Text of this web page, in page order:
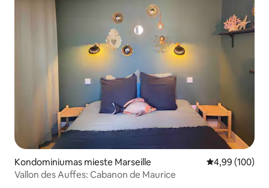
Kondominiumas mieste Marseille Vidutinis
4,99 (100)
Vallon des Auffes: Cabanon de Maurice